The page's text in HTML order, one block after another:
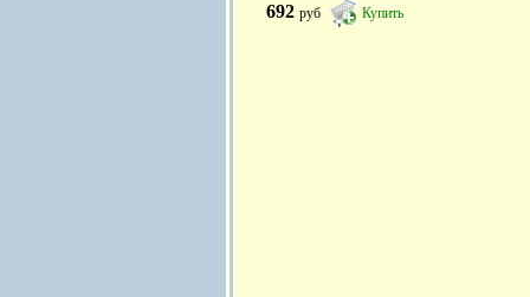
692 руб Купить